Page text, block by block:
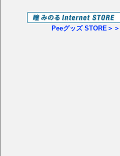
Peeグッズ STORE＞＞